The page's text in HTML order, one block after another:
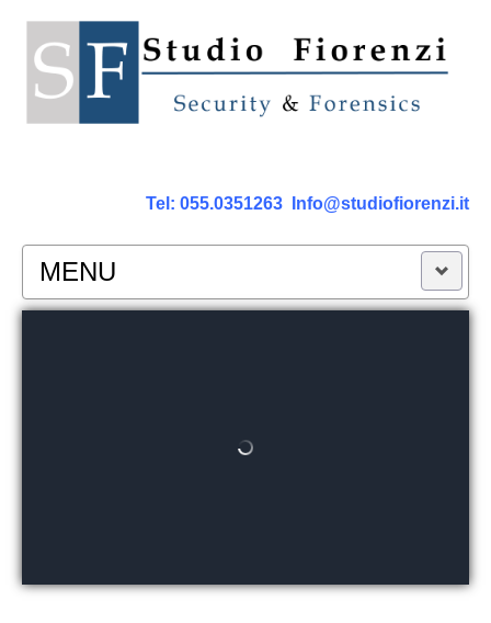
Tel: 055.0351263 Info@studiofiorenzi.it
MENU
Perizia Smartphone Tablet,Cell.